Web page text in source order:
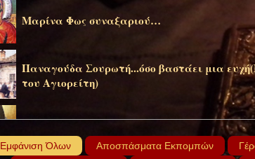
Μαρίνα Φως συναξαριού…
Παναγούδα Σουρωτή...όσο βαστάει μια
του Αγιορείτη)
Τη δωδεκάτη του μηνός Ιουλίου(Χαίροις
Εμφάνιση Όλων Αποσπάσματα Εκπομπών